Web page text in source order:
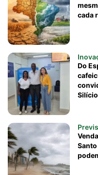
cada
Do
Silício